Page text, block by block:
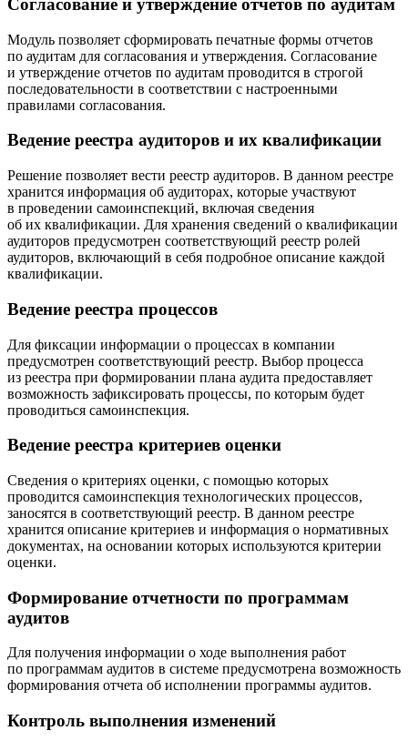
Согласование и утверждение отчетов по аудитам
Модуль позволяет сформировать печатные формы отчетов
по аудитам для согласования и утверждения. Согласование
и утверждение отчетов по аудитам проводится в строгой
последовательности в соответствии с настроенными
правилами согласования.
Ведение реестра аудиторов и их квалификации
Решение позволяет вести реестр аудиторов. В данном реестре
хранится информация об аудиторах, которые участвуют
в проведении самоинспекций, включая сведения
об их квалификации. Для хранения сведений о квалификации
аудиторов предусмотрен соответствующий реестр ролей
аудиторов, включающий в себя подробное описание каждой
квалификации.
Ведение реестра процессов
Для фиксации информации о процессах в компании
предусмотрен соответствующий реестр. Выбор процесса
из реестра при формировании плана аудита предоставляет
возможность зафиксировать процессы, по которым будет
проводиться самоинспекция.
Ведение реестра критериев оценки
Сведения о критериях оценки, с помощью которых
проводится самоинспекция технологических процессов,
заносятся в соответствующий реестр. В данном реестре
хранится описание критериев и информация о нормативных
документах, на основании которых используются критерии
оценки.
Формирование отчетности по программам
аудитов
Для получения информации о ходе выполнения работ
по программам аудитов в системе предусмотрена возможность
формирования отчета об исполнении программы аудитов.
Контроль выполнения изменений